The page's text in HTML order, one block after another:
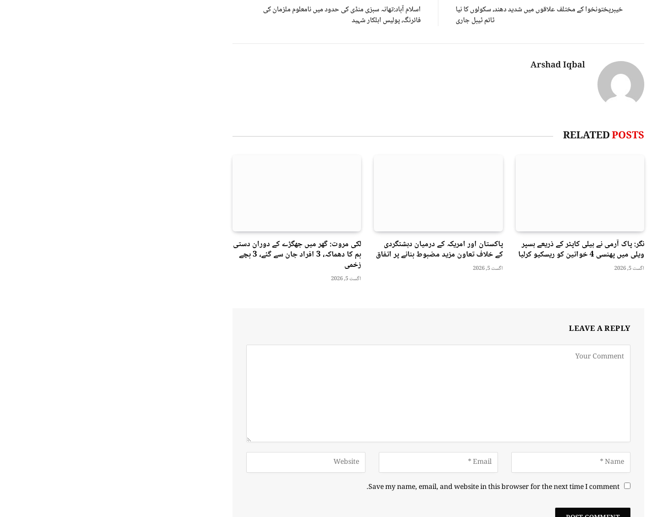
خیبرپختونخوا کے مختلف علاقوں میں شدید دھند، سکولوں کا نیا
ٹائم ٹیبل جاری
اسلام آباد:تھانہ سبزی منڈی کی حدود میں نامعلوم ملزمان کی
فائرنگ، پوليس اہلکار شہید
Arshad Iqbal
RELATEDPOSTS
نگر: پاک آرمی نے ہیلی کاپٹر کے ذریعے ہسپر
ویلی میں پھنسی 4 خواتین کو ریسکیو کرلیا
اگست 5, 2026
پاکستان اور امریکہ کے درمیان دہشتگردی
کے خلاف تعاون مزید مضبوط بنانے پر اتفاق
اگست 5, 2026
لکی مروت: گھر میں جھگڑے کے دوران دستی
بم کا دھماکہ، 3 افراد جان سے گئے، 3 بچے
زخمی
اگست 5, 2026
LEAVE A REPLY
Save my name, email, and website in this browser for the next time I comment.